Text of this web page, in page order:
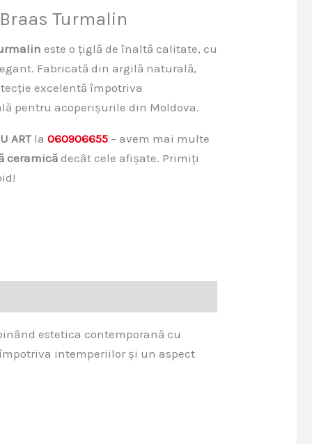
Turmalin
este o țiglă de înaltă calitate, cu
Fabricată din argilă naturală,
excelentă împotriva
pentru acoperișurile din Moldova.
ARTla 060906655– avem mai multe
ceramicădecât cele afișate. Primiți
estetica contemporană cu
intemperiilor și un aspect